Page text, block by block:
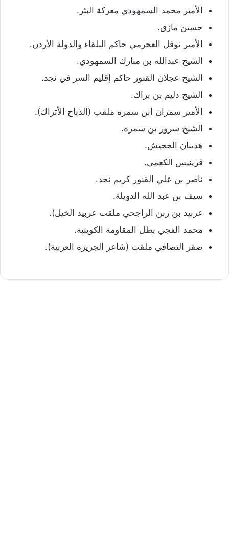
الأمير محمد السمهودي معركة البئر.
حسين مازق.
الأمير نوفل العجرمي حاكم البلقاء والدولة الأردن.
الشيخ عبدالله بن مبارك السمهودي.
الشيخ عجلان القنور حاكم إقليم السر في نجد.
الشيخ دليم بن براك.
الأمير سمران ابن سمره ملقب (الذباح الأتراك).
الشيخ سرور بن سمره.
هديبان الجحيش.
قرينيس الكعمي.
ناصر بن علي القنور كريم نجد.
سيف بن عبد الله الدويلة.
عربيد بن زبن الراجحي ملقب عربيد الخيل).
محمد الفجي بطل المقاومة الكويتية.
صقر النصافي ملقب (شاعر الجزيرة العربية).